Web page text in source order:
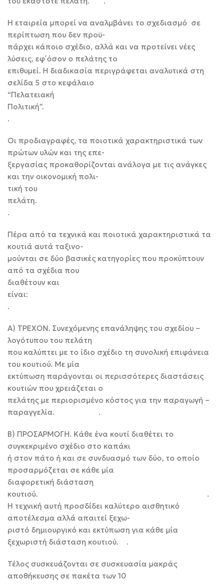
Η εταιρεία μπορεί να αναλμβάνει το σχεδιασμό σε
περίπτωση που δεν προϋ-
πάρχει κάποιο σχέδιο, αλλά και να προτείνει νέες
λύσεις, εφ΄όσον ο πελάτης το
επιθυμεί. Η διαδικασία περιγράφεται αναλυτικά στη
σελίδα 5 στο κεφάλαιο
“Πελατειακή
.
Οι προδιαγραφές, τα ποιοτικά χαρακτηριστικά των
πρώτων υλών και της επε-
ξεργασίας προκαθορίζονται ανάλογα με τις ανάγκες
και την οικονομική πολι-
τική του
.
Πέρα από τα τεχνικά και ποιοτικά χαρακτηριστικά τα
κουτιά αυτά ταξινο-
μούνται σε δύο βασικές κατηγορίες που προκύπτουν
από τα σχέδια που
διαθέτουν και
.
Α) ΤΡΕΧΟΝ. Συνεχόμενης επανάληψης του σχεδίου –
λογότυπου του πελάτη
που καλύπτει με το ίδιο σχέδιο τη συνολική επιφάνεια
του κουτιού. Με μία
εκτύπωση παράγονται οι περισσότερες διαστάσεις
κουτιών που χρειάζεται ο
πελάτης με περιορισμένο κόστος για την παραγωγή –
παραγγελία. .
Β) ΠΡΟΣΑΡΜΟΓΗ. Κάθε ένα κουτί διαθέτει το
συγκεκριμένο σχέδιο στο καπάκι
ή στον πάτο ή και σε συνδυασμό των δύο, το οποίο
προσαρμόζεται σε κάθε μία
διαφορετική διάσταση
κουτιού. .
Η τεχνική αυτή προσδίδει καλύτερο αισθητικό
αποτέλεσμα αλλά απαιτεί ξεχω-
ριστό δημιουργικό και εκτύπωση για κάθε μία
ξεχωριστή διάσταση κουτιού. .
Τέλος συσκευάζονται σε συσκευασία μακράς
αποθήκευσης σε πακέτα των 10